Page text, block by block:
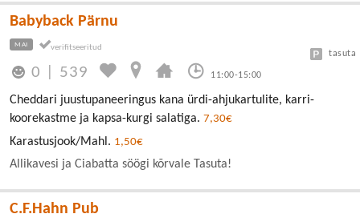
Babyback Pärnu
MAI
0 539 11:00-15:00
tasuta
Cheddari juustupaneeringus kana ürdi-ahjukartulite, karri-
koorekastme ja kapsa-kurgi salatiga. 7,30€
Karastusjook/Mahl. 1,50€
Allikavesi ja Ciabatta söögi kõrvale Tasuta!
C.F.Hahn Pub